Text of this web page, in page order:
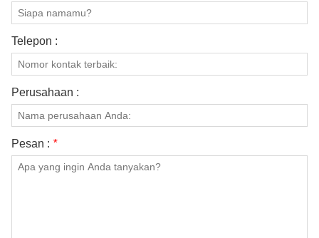
Telepon :
Perusahaan :
Pesan : *